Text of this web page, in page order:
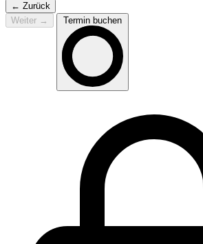
← Zurück
Weiter → Termin buchen